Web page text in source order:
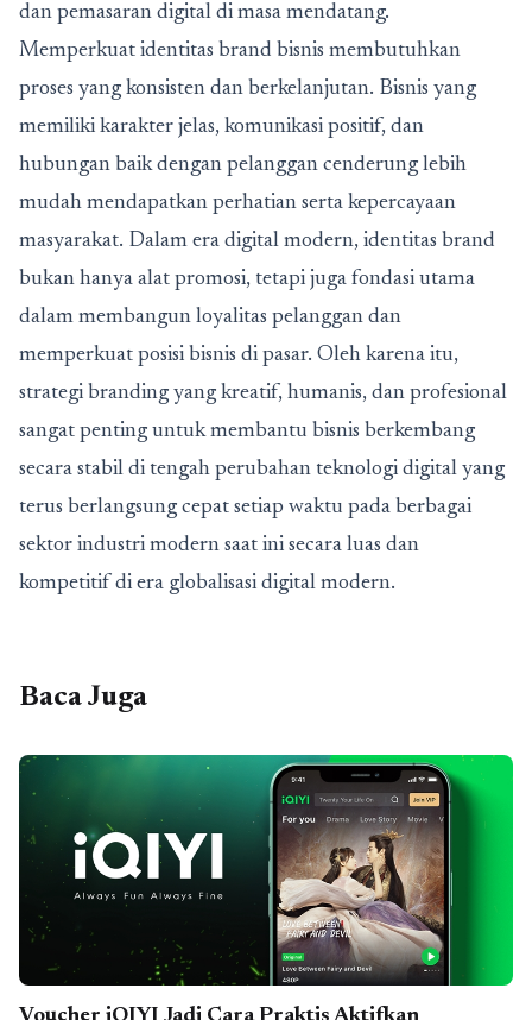
dan pemasaran digital di masa mendatang.
Memperkuat identitas brand bisnis membutuhkan
proses yang konsisten dan berkelanjutan. Bisnis yang
memiliki karakter jelas, komunikasi positif, dan
hubungan baik dengan pelanggan cenderung lebih
mudah mendapatkan perhatian serta kepercayaan
masyarakat. Dalam era digital modern, identitas brand
bukan hanya alat promosi, tetapi juga fondasi utama
dalam membangun loyalitas pelanggan dan
memperkuat posisi bisnis di pasar. Oleh karena itu,
strategi branding yang kreatif, humanis, dan profesional
sangat penting untuk membantu bisnis berkembang
secara stabil di tengah perubahan teknologi digital yang
terus berlangsung cepat setiap waktu pada berbagai
sektor industri modern saat ini secara luas dan
kompetitif di era globalisasi digital modern.
Baca Juga